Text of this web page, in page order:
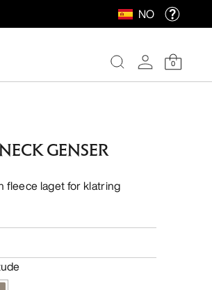
NO
0
GENSER
fleece laget for klatring